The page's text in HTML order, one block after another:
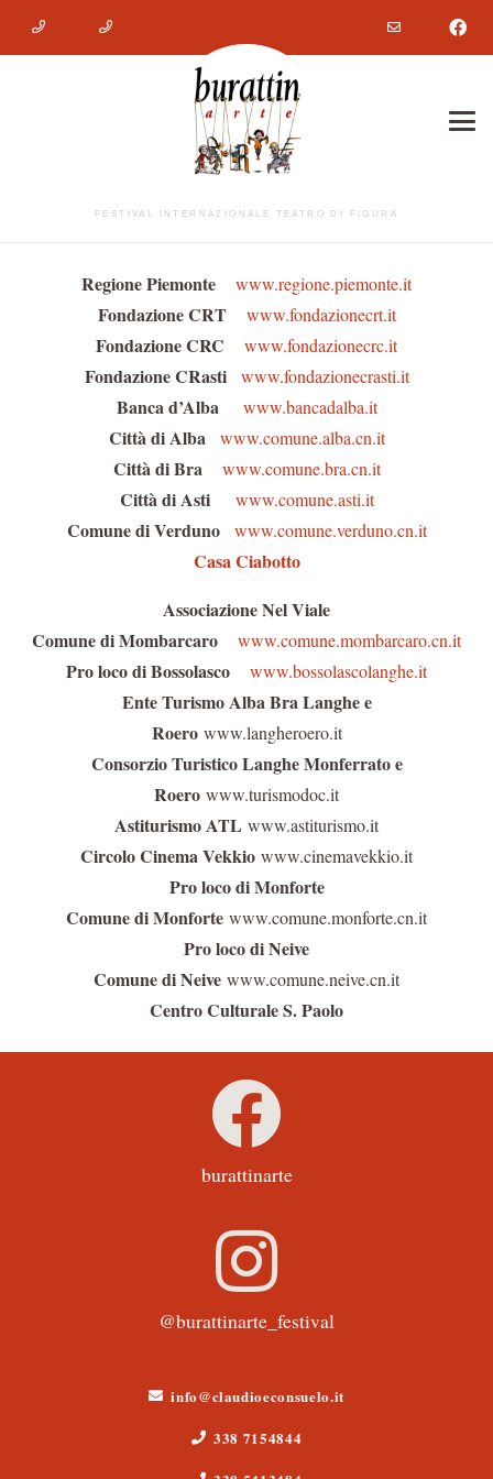
FESTIVAL INTERNAZIONALE TEATRO DI FIGURA
Regione Piemonte www.regione.piemonte.it
Fondazione CRT www.fondazionecrt.it
Fondazione CRC www.fondazionecrc.it
Fondazione CRasti www.fondazionecrasti.it
Banca d’Alba www.bancadalba.it
Città di Alba www.comune.alba.cn.it
Città di Bra www.comune.bra.cn.it
Città di Asti www.comune.asti.it
Comune di Verduno www.comune.verduno.cn.it
Casa Ciabotto
Associazione Nel Viale
Comune di Mombarcaro www.comune.mombarcaro.cn.it
Pro loco di Bossolasco www.bossolascolanghe.it
Ente Turismo Alba Bra Langhe e
Roero www.langheroero.it
Consorzio Turistico Langhe Monferrato e
Roero www.turismodoc.it
Astiturismo ATL www.astiturismo.it
Circolo Cinema Vekkio www.cinemavekkio.it
Pro loco di Monforte
Comune di Monforte www.comune.monforte.cn.it
Pro loco di Neive
Comune di Neive www.comune.neive.cn.it
Centro Culturale S. Paolo
burattinarte
@burattinarte_festival
info@claudioeconsuelo.it
338 7154844